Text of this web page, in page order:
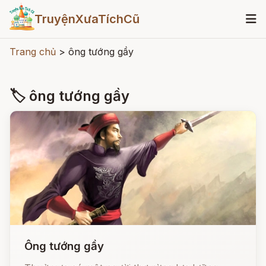
TruyệnXưaTíchCũ
Trang chủ > ông tướng gầy
🏷 ông tướng gầy
Ông tướng gầy